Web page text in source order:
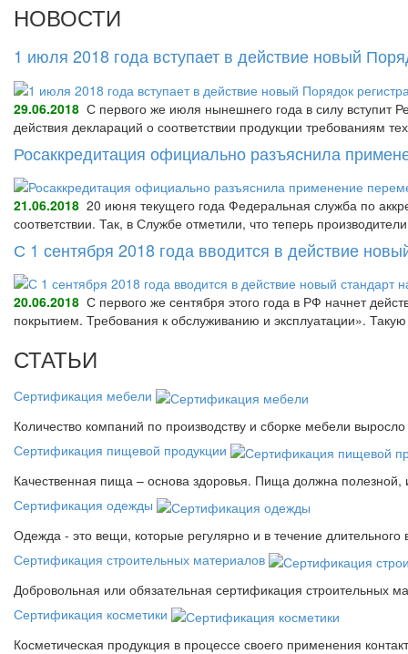
НОВОСТИ
1 июля 2018 года вступает в действие новый
29.06.2018 С первого же июля нынешнего года в силу вступит
действия деклараций о соответствии продукции требованиям
Росаккредитация официально разъяснила
21.06.2018 20 июня текущего года Федеральная служба по
соответствии. Так, в Службе отметили, что теперь
С 1 сентября 2018 года вводится в действие
20.06.2018 С первого же сентября этого года в РФ начнет
покрытием. Требования к обслуживанию и эксплуатации».
СТАТЬИ
Сертификация мебели
Количество компаний по производству и сборке мебели
Сертификация пищевой продукции
Качественная пища – основа здоровья. Пища должна
Сертификация одежды
Одежда - это вещи, которые регулярно и в течение
Сертификация строительных материалов
Добровольная или обязательная сертификация строительных
Сертификация косметики
Косметическая продукция в процессе своего применения